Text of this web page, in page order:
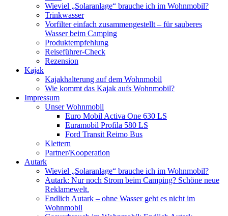
Wieviel „Solaranlage“ brauche ich im Wohnmobil?
Trinkwasser
Vorfilter einfach zusammengestellt – für sauberes
Wasser beim Camping
Produktempfehlung
Reiseführer-Check
Rezension
Kajak
Kajakhalterung auf dem Wohnmobil
Wie kommt das Kajak aufs Wohnmobil?
Impressum
Unser Wohnmobil
Euro Mobil Activa One 630 LS
Euramobil Profila 580 LS
Ford Transit Reimo Bus
Klettern
Partner/Kooperation
Autark
Wieviel „Solaranlage“ brauche ich im Wohnmobil?
Autark: Nur noch Strom beim Camping? Schöne neue
Reklamewelt.
Endlich Autark – ohne Wasser geht es nicht im
Wohnmobil